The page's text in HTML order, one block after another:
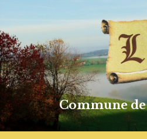
content
main
navigation
footer
Commune